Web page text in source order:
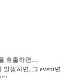
호출하면....
발생하면, 그 event